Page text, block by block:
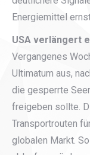
Energiemittel
USA verlängert
Vergangenes
Ultimatum aus,
die gesperrte
freigeben sollte.
Transportrouten
globalen Markt.